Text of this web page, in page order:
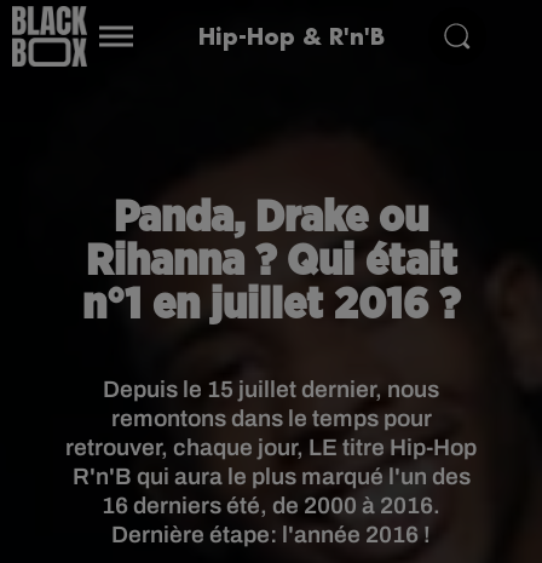
Hip-Hop & R'n'B
Panda, Drake ou
Rihanna ? Qui était
n°1 en juillet 2016 ?
Depuis le 15 juillet dernier, nous
remontons dans le temps pour
retrouver, chaque jour, LE titre Hip-Hop
R'n'B qui aura le plus marqué l'un des
16 derniers été, de 2000 à 2016.
Dernière étape: l'année 2016 !